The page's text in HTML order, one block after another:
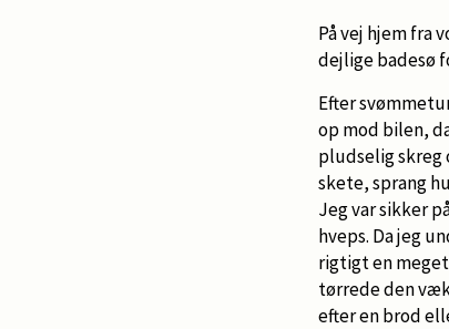
På vej hjem fra
dejlige badesø
Efter
op mod bilen,
pludselig skreg
skete, sprang
Jeg var sikker
hveps. Da jeg
rigtigt en
tørrede den
efter en brod